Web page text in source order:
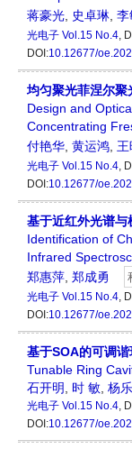
蒋豪光
史卓琳 李
光电子 Vol.15 No.4,
DOI:10.12677/
均匀聚光菲涅尔聚
Design and
Concentrating
付艳华 黄运鸿 王
光电子 Vol.15 No.4,
DOI:10.12677/
基于近红外光谱与
Identification of
Infrared
郑惠萍 郑成勇
光电子 Vol.15 No.4,
DOI:10.12677/
基于SOA的可调
Tunable Ring
石开明
时 敏 杨
光电子 Vol.15 No.4,
DOI:10.12677/